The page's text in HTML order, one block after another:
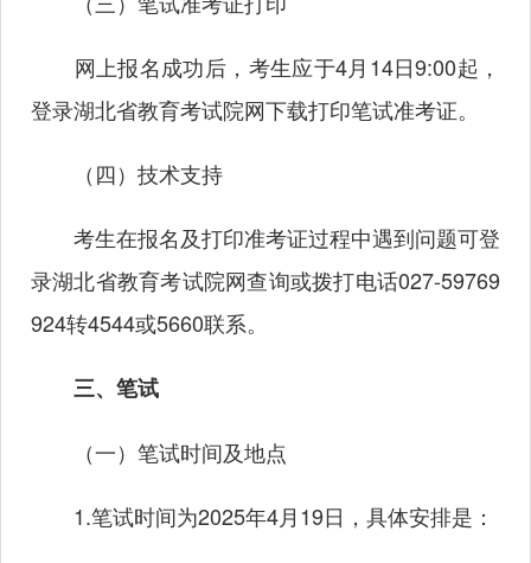
网上报名成功后，考生应于4月14日9:00起，
登录湖北省教育考试院网下载打印笔试准考证。
（四）技术支持
考生在报名及打印准考证过程中遇到问题可登
录湖北省教育考试院网查询或拨打电话027-59769
924转4544或5660联系。
三、笔试
（一）笔试时间及地点
1.笔试时间为2025年4月19日，具体安排是：